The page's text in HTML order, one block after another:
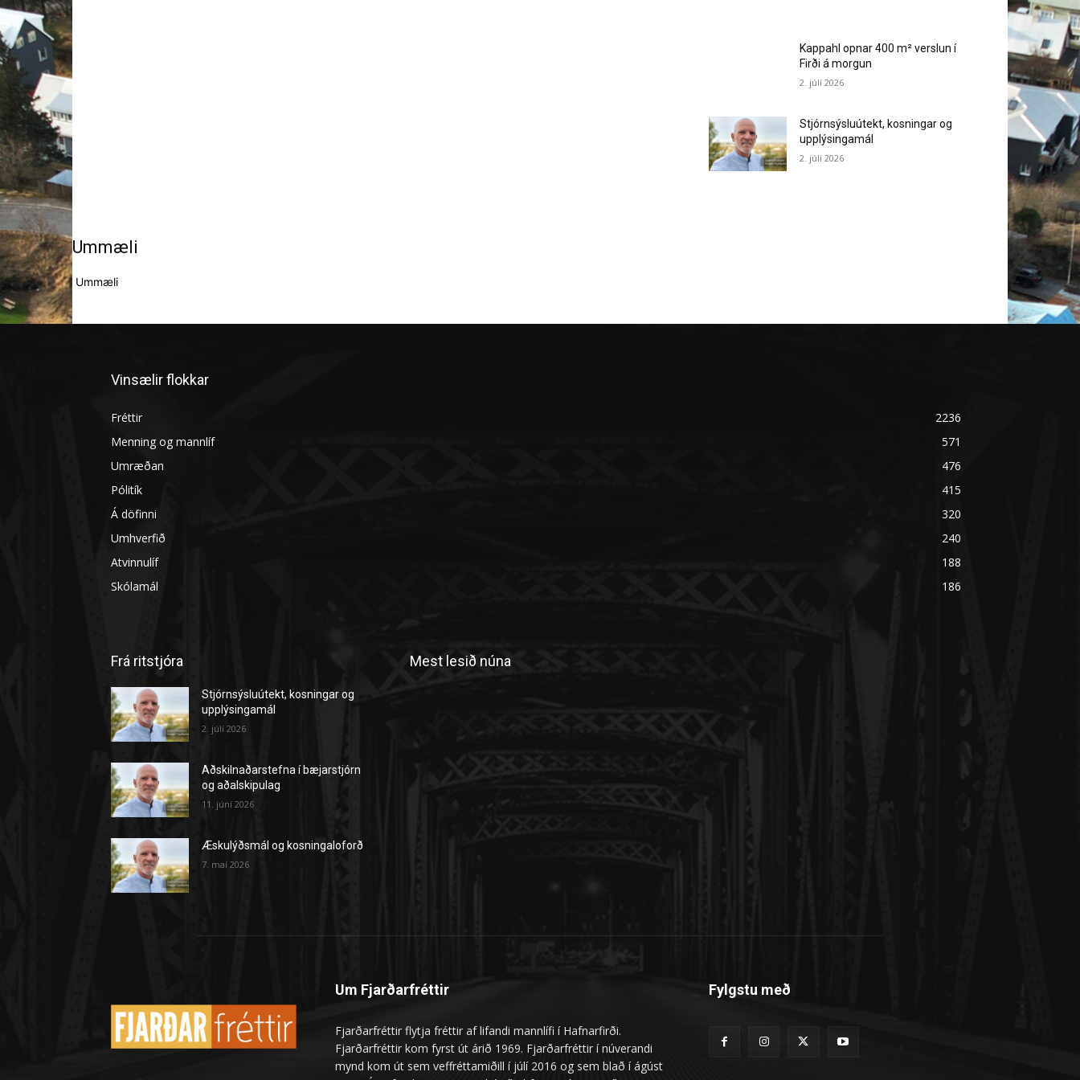
Kappahl opnar 400 m² verslun í
Firði á morgun
2. júlí 2026
Stjórnsýsluútekt, kosningar og
upplýsingamál
2. júlí 2026
Ummæli
Ummæli
Vinsælir flokkar
Fréttir
2236
Menning og mannlíf
571
Umræðan
476
Pólitík
415
Á döfinni
320
Umhverfið
240
Atvinnulíf
188
Skólamál
186
Frá ritstjóra
Stjórnsýsluútekt, kosningar og
upplýsingamál
2. júlí 2026
Aðskilnaðarstefna í bæjarstjórn
og aðalskipulag
11. júní 2026
Æskulýðsmál og kosningaloforð
7. maí 2026
Mest lesið núna
Um Fjarðarfréttir
Fjarðarfréttir flytja fréttir af lifandi mannlífi í Hafnarfirði.
Fjarðarfréttir kom fyrst út árið 1969. Fjarðarfréttir í núverandi
mynd kom út sem veffréttamiðill í júlí 2016 og sem blað í ágúst
Fylgstu með